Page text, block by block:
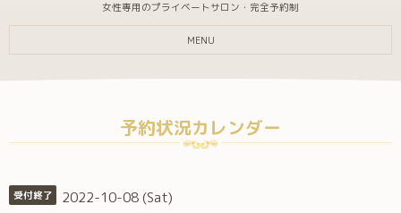
女性専用のプライベートサロン・完全予約制
MENU
予約状況カレンダー
受付終了 2022-10-08 (Sat)